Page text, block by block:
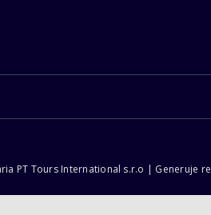
PT Tours International s.r.o | Generuje